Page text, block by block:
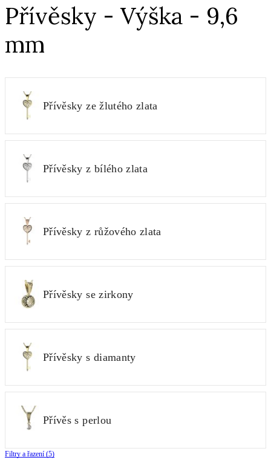
Přívěsky - Výška - 9,6
mm
Přívěsky ze žlutého zlata
Přívěsky z bílého zlata
Přívěsky z růžového zlata
Přívěsky se zirkony
Přívěsky s diamanty
Přívěs s perlou
Filtry a řazení (5)